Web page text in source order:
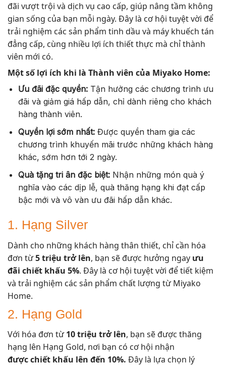
đãi vượt trội và dịch vụ cao cấp, giúp nâng tầm không
gian sống của bạn mỗi ngày. Đây là cơ hội tuyệt vời để
trải nghiệm các sản phẩm tinh dầu và máy khuếch tán
đẳng cấp, cùng nhiều lợi ích thiết thực mà chỉ thành
viên mới có.
Một số lợi ích khi là Thành viên của Miyako Home:
Ưu đãi đặc quyền:Tận hưởng các chương trình ưu
đãi và giảm giá hấp dẫn, chỉ dành riêng cho khách
hàng thành viên.
Quyền lợi sớm nhất:Được quyền tham gia các
chương trình khuyến mãi trước những khách hàng
khác, sớm hơn tới 2 ngày.
Quà tặng tri ân đặc biệt:Nhận những món quà ý
nghĩa vào các dịp lễ, quà thăng hạng khi đạt cấp
bậc mới và vô vàn ưu đãi hấp dẫn khác.
1. Hạng Silver
Dành cho những khách hàng thân thiết, chỉ cần hóa
đơn từ5 triệu trở lên, bạn sẽ được hưởng ngay ưu
đãi chiết khấu 5%. Đây là cơ hội tuyệt vời để tiết kiệm
và trải nghiệm các sản phẩm chất lượng từ Miyako
Home.
2. Hạng Gold
Với hóa đơn từ10 triệu trở lên, bạn sẽ được thăng
hạng lên Hạng Gold, nơi bạn có cơ hội nhận
được chiết khấu lên đến 10%. Đây là lựa chọn lý